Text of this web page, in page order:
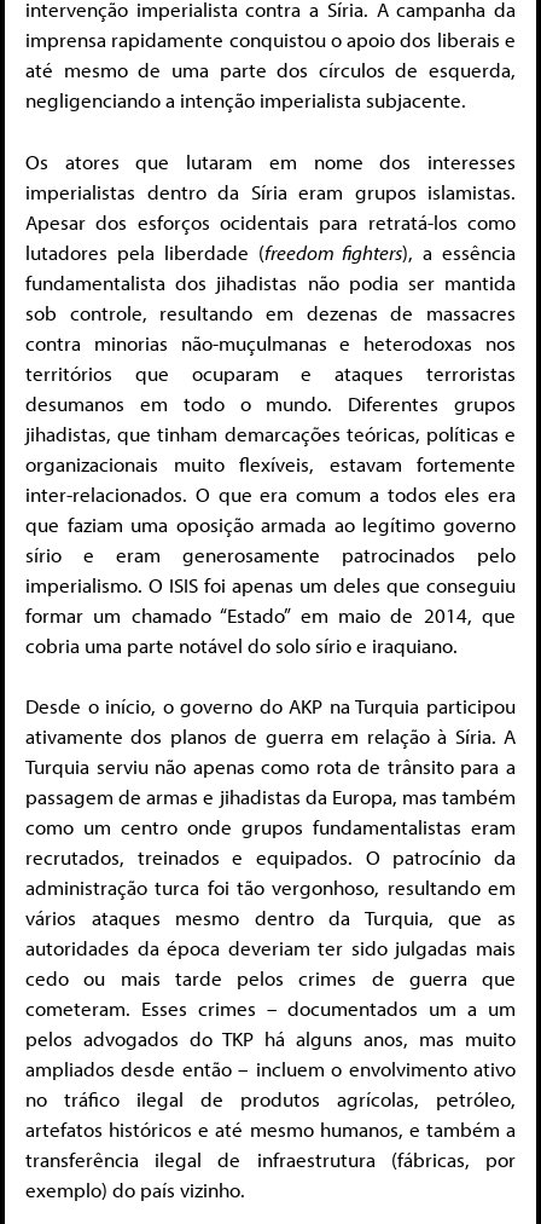
intervenção imperialista contra a Síria. A campanha da
imprensa rapidamente conquistou o apoio dos liberais e
até mesmo de uma parte dos círculos de esquerda,
negligenciando a intenção imperialista subjacente.
Os atores que lutaram em nome dos interesses
imperialistas dentro da Síria eram grupos islamistas.
Apesar dos esforços ocidentais para retratá-los como
lutadores pela liberdade (freedom fighters), a essência
fundamentalista dos jihadistas não podia ser mantida
sob controle, resultando em dezenas de massacres
contra minorias não-muçulmanas e heterodoxas nos
territórios que ocuparam e ataques terroristas
desumanos em todo o mundo. Diferentes grupos
jihadistas, que tinham demarcações teóricas, políticas e
organizacionais muito flexíveis, estavam fortemente
inter-relacionados. O que era comum a todos eles era
que faziam uma oposição armada ao legítimo governo
sírio e eram generosamente patrocinados pelo
imperialismo. O ISIS foi apenas um deles que conseguiu
formar um chamado “Estado” em maio de 2014, que
cobria uma parte notável do solo sírio e iraquiano.
Desde o início, o governo do AKP na Turquia participou
ativamente dos planos de guerra em relação à Síria. A
Turquia serviu não apenas como rota de trânsito para a
passagem de armas e jihadistas da Europa, mas também
como um centro onde grupos fundamentalistas eram
recrutados, treinados e equipados. O patrocínio da
administração turca foi tão vergonhoso, resultando em
vários ataques mesmo dentro da Turquia, que as
autoridades da época deveriam ter sido julgadas mais
cedo ou mais tarde pelos crimes de guerra que
cometeram. Esses crimes – documentados um a um
pelos advogados do TKP há alguns anos, mas muito
ampliados desde então – incluem o envolvimento ativo
no tráfico ilegal de produtos agrícolas, petróleo,
artefatos históricos e até mesmo humanos, e também a
transferência ilegal de infraestrutura (fábricas, por
exemplo) do país vizinho.